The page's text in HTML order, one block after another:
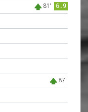
81' 6.9
87'